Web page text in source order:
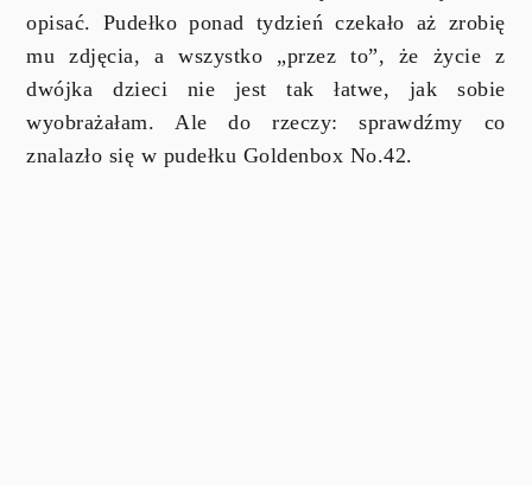
opisać. Pudełko ponad tydzień czekało aż zrobię
mu zdjęcia, a wszystko „przez to”, że życie z
dwójka dzieci nie jest tak łatwe, jak sobie
wyobrażałam. Ale do rzeczy: sprawdźmy co
znalazło się w pudełku Goldenbox No.42.